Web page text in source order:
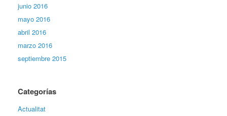
junio 2016
mayo 2016
abril 2016
marzo 2016
septiembre 2015
Categorías
Actualitat